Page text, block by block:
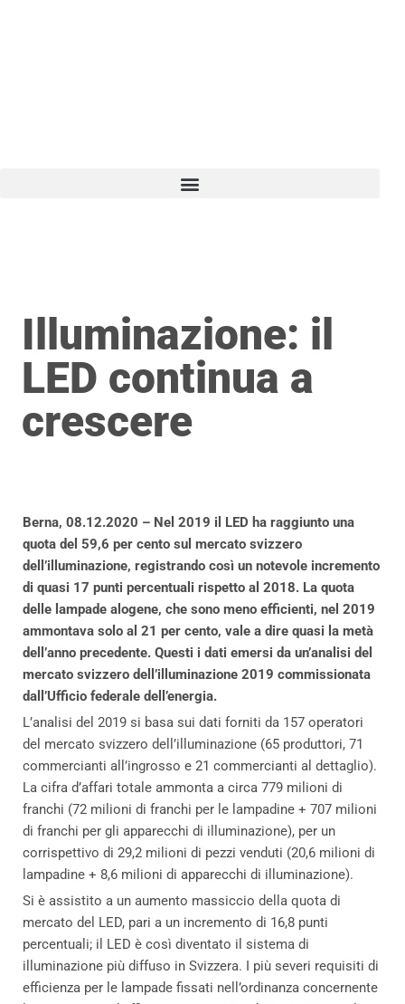
Illuminazione: il
LED continua a
crescere
Berna, 08.12.2020 – Nel 2019 il LED ha raggiunto una
quota del 59,6 per cento sul mercato svizzero
dell’illuminazione, registrando così un notevole incremento
di quasi 17 punti percentuali rispetto al 2018. La quota
delle lampade alogene, che sono meno efficienti, nel 2019
ammontava solo al 21 per cento, vale a dire quasi la metà
dell’anno precedente. Questi i dati emersi da un’analisi del
mercato svizzero dell’illuminazione 2019 commissionata
dall’Ufficio federale dell’energia.
L’analisi del 2019 si basa sui dati forniti da 157 operatori
del mercato svizzero dell’illuminazione (65 produttori, 71
commercianti all’ingrosso e 21 commercianti al dettaglio).
La cifra d’affari totale ammonta a circa 779 milioni di
franchi (72 milioni di franchi per le lampadine + 707 milioni
di franchi per gli apparecchi di illuminazione), per un
corrispettivo di 29,2 milioni di pezzi venduti (20,6 milioni di
lampadine + 8,6 milioni di apparecchi di illuminazione).
Si è assistito a un aumento massiccio della quota di
mercato del LED, pari a un incremento di 16,8 punti
percentuali; il LED è così diventato il sistema di
illuminazione più diffuso in Svizzera. I più severi requisiti di
efficienza per le lampade fissati nell’ordinanza concernente